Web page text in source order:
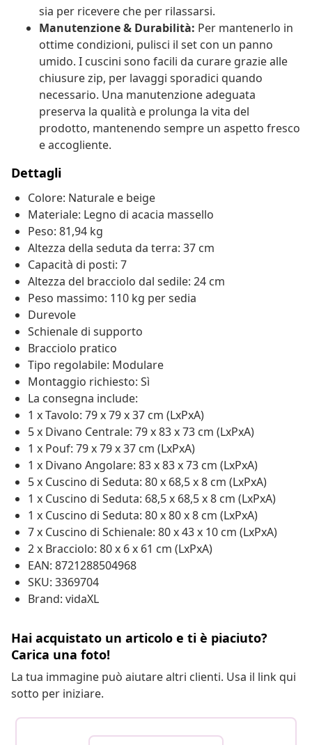
sia per ricevere che per rilassarsi.
Manutenzione & Durabilità: Per mantenerlo in
ottime condizioni, pulisci il set con un panno
umido. I cuscini sono facili da curare grazie alle
chiusure zip, per lavaggi sporadici quando
necessario. Una manutenzione adeguata
preserva la qualità e prolunga la vita del
prodotto, mantenendo sempre un aspetto fresco
e accogliente.
Dettagli
Colore: Naturale e beige
Materiale: Legno di acacia massello
Peso: 81,94 kg
Altezza della seduta da terra: 37 cm
Capacità di posti: 7
Altezza del bracciolo dal sedile: 24 cm
Peso massimo: 110 kg per sedia
Durevole
Schienale di supporto
Bracciolo pratico
Tipo regolabile: Modulare
Montaggio richiesto: Sì
La consegna include:
1 x Tavolo: 79 x 79 x 37 cm (LxPxA)
5 x Divano Centrale: 79 x 83 x 73 cm (LxPxA)
1 x Pouf: 79 x 79 x 37 cm (LxPxA)
1 x Divano Angolare: 83 x 83 x 73 cm (LxPxA)
5 x Cuscino di Seduta: 80 x 68,5 x 8 cm (LxPxA)
1 x Cuscino di Seduta: 68,5 x 68,5 x 8 cm (LxPxA)
1 x Cuscino di Seduta: 80 x 80 x 8 cm (LxPxA)
7 x Cuscino di Schienale: 80 x 43 x 10 cm (LxPxA)
2 x Bracciolo: 80 x 6 x 61 cm (LxPxA)
EAN: 8721288504968
SKU: 3369704
Brand: vidaXL
Hai acquistato un articolo e ti è piaciuto?
Carica una foto!
La tua immagine può aiutare altri clienti. Usa il link qui
sotto per iniziare.